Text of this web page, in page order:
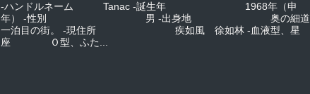
-ハンドルネーム Tanac -誕生年 1968年（申
年） -性別 男 -出身地 奥の細道
一泊目の街。 -現住所 疾如風 徐如林 -血液型、星
座 Ｏ型、ふた...